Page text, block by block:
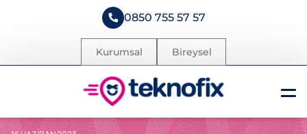
0850 755 57 57
Kurumsal Bireysel